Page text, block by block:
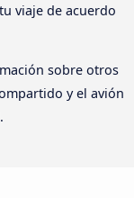
viaje de acuerdo
sobre otros
y el avión